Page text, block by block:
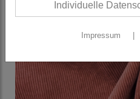
Individuelle
Impressum